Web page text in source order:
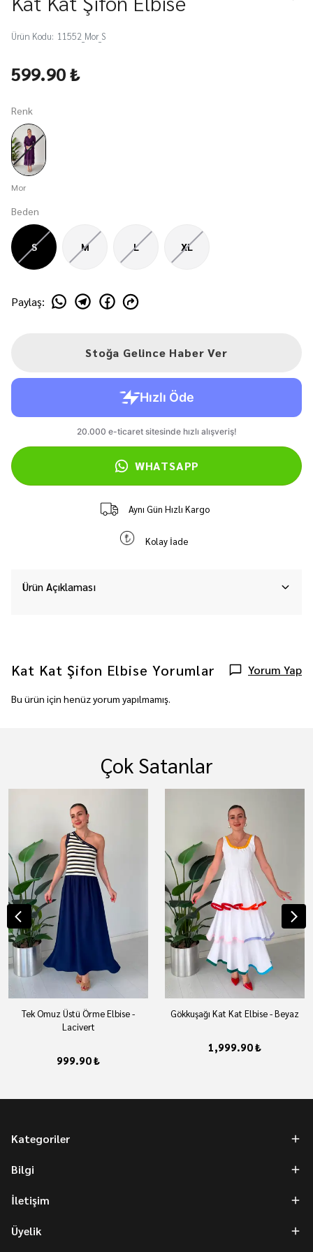
Ürün Kodu: 11552_Mor_S
599.90 ₺
Renk
Mor
Beden
S M L XL
Paylaş:
Stoğa Gelince Haber Ver
WHATSAPP
Aynı Gün Hızlı Kargo
Kolay İade
Ürün Açıklaması
Kat Kat Şifon Elbise Yorumlar Yorum Yap
Bu ürün için henüz yorum yapılmamış.
Çok Satanlar
Tek Omuz Üstü Örme Elbise -
Lacivert
999.90 ₺
Gökkuşağı Kat Kat Elbise - Beyaz
1,999.90 ₺
Kategoriler
Bilgi
İletişim
Üyelik